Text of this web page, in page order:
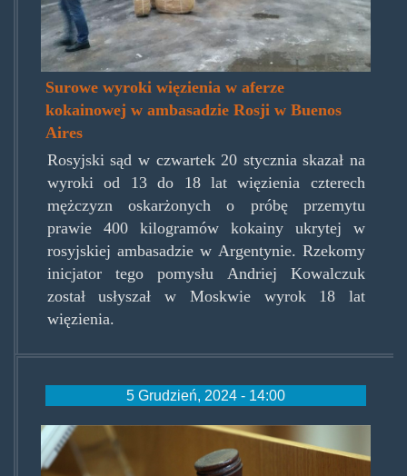
Surowe wyroki więzienia w aferze
kokainowej w ambasadzie Rosji w Buenos
Aires
Rosyjski sąd w czwartek 20 stycznia skazał na
wyroki od 13 do 18 lat więzienia czterech
mężczyzn oskarżonych o próbę przemytu
prawie 400 kilogramów kokainy ukrytej w
rosyjskiej ambasadzie w Argentynie. Rzekomy
inicjator tego pomysłu Andriej Kowalczuk
został usłyszał w Moskwie wyrok 18 lat
więzienia.
5 Grudzień, 2024 - 14:00
nowymlotek.jpg